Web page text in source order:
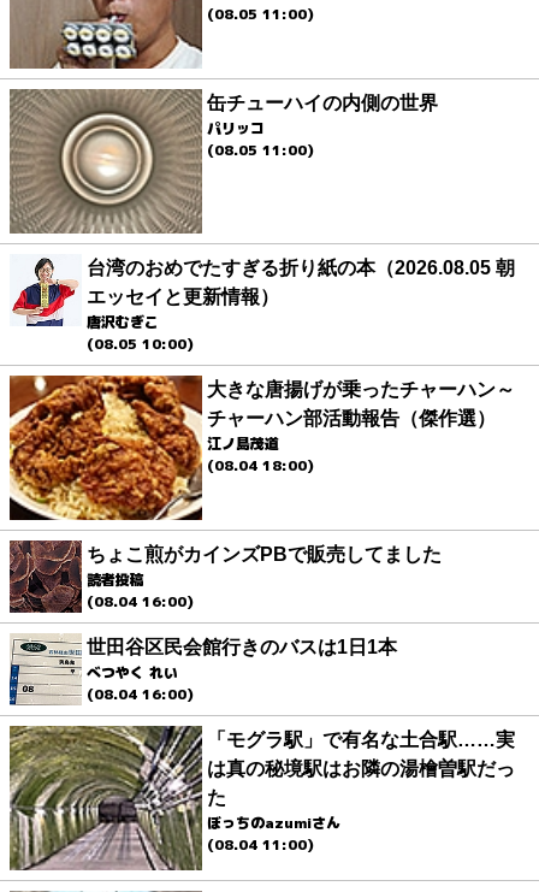
(08.05 11:00)
缶チューハイの内側の世界
パリッコ
(08.05 11:00)
台湾のおめでたすぎる折り紙の本（2026.08.05 朝
エッセイと更新情報）
唐沢むぎこ
(08.05 10:00)
大きな唐揚げが乗ったチャーハン～
チャーハン部活動報告（傑作選）
江ノ島茂道
(08.04 18:00)
ちょこ煎がカインズPBで販売してました
読者投稿
(08.04 16:00)
世田谷区民会館行きのバスは1日1本
べつやく れい
(08.04 16:00)
「モグラ駅」で有名な土合駅……実
は真の秘境駅はお隣の湯檜曽駅だっ
た
ぼっちのazumiさん
(08.04 11:00)